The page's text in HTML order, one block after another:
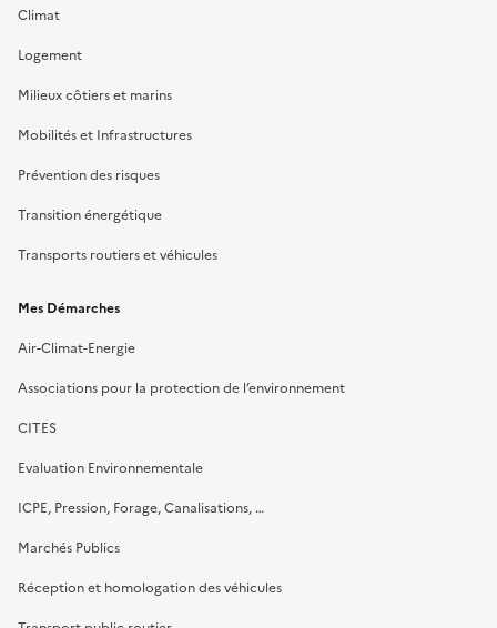
Climat
Logement
Milieux côtiers et marins
Mobilités et Infrastructures
Prévention des risques
Transition énergétique
Transports routiers et véhicules
Mes Démarches
Air-Climat-Energie
Associations pour la protection de l’environnement
CITES
Evaluation Environnementale
ICPE, Pression, Forage, Canalisations, …
Marchés Publics
Réception et homologation des véhicules